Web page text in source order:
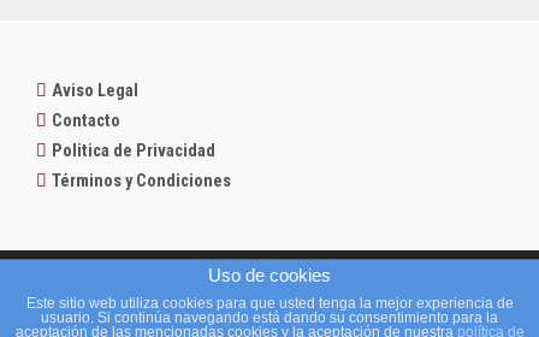
Aviso Legal
Contacto
Politica de Privacidad
Términos y Condiciones
Fontanería Cádiz FontaPro
C. Algeciras, 1, 11011 Cádiz
Teléfono: 956 30 61 56
Cádiz FontaPro es una marca operada por Yavoi Europa S.L.
Uso de cookies
Este sitio web utiliza cookies para que usted tenga la mejor experiencia de
usuario. Si continúa navegando está dando su consentimiento para la
aceptación de las mencionadas cookies y la aceptación de nuestra política de
¡LLAMA AHORA!